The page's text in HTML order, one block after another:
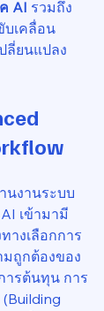
AI รวมถึง
บเคลื่อน
ลี่ยนแปลง
นงานระบบ
เข้ามามี
างเลือกการ
ถูกต้องของ
ารต้นทุน การ